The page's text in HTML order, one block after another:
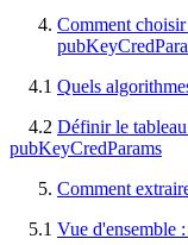
Comment
4.1 Quels
4.2 Définir le
pubKeyCredParams
Comment
5.1 Vue d'ensemble